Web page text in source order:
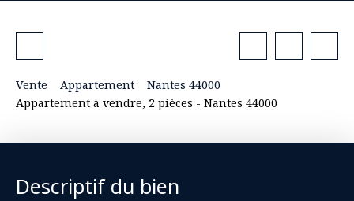
Vente Appartement
Nantes 44000
Appartement à vendre, 2 pièces - Nantes 44000
Descriptif du bien